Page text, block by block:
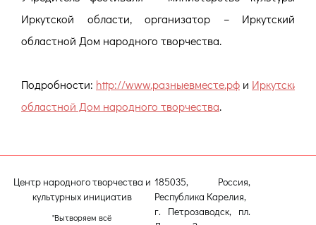
Иркутской области, организатор – Иркутский
областной Дом народного творчества.
Подробности: http://www.разныевместе.рф и Иркутский
областной Дом народного творчества.
Центр народного творчества и
культурных инициатив
"Вытворяем всё
185035, Россия,
Республика Карелия,
г. Петрозаводск, пл.